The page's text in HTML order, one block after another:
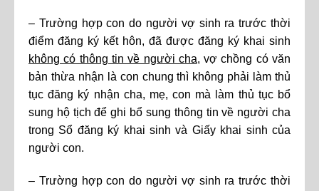
– Trường hợp con do người vợ sinh ra trước thời
điểm đăng ký kết hôn, đã được đăng ký khai sinh
không có thông tin về người cha, vợ chồng có văn
bản thừa nhận là con chung thì không phải làm thủ
tục đăng ký nhận cha, mẹ, con mà làm thủ tục bổ
sung hộ tịch để ghi bổ sung thông tin về người cha
trong Sổ đăng ký khai sinh và Giấy khai sinh của
người con.
– Trường hợp con do người vợ sinh ra trước thời